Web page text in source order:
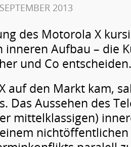
2013
des Motorola X
inneren Aufbau – die
und Co entscheiden.
auf den Markt kam,
Das Aussehen des
mittelklassigen)
nichtöffentlichen